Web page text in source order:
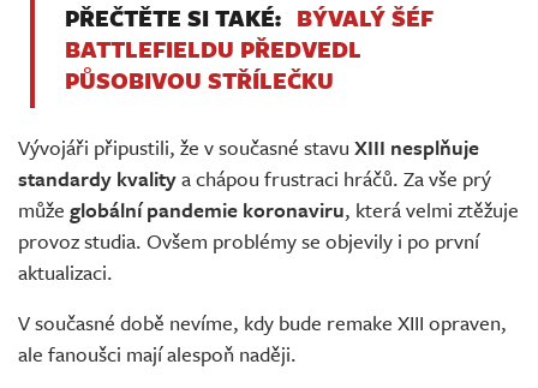
PŘEČTĚTE SI TAKÉ: BÝVALÝ ŠÉF
BATTLEFIELDU PŘEDVEDL
PŮSOBIVOU STŘÍLEČKU
Vývojáři připustili, že v současné stavu XIII nesplňuje
standardy kvalitya chápou frustraci hráčů. Za vše prý
může globální pandemie koronaviru, která velmi ztěžuje
provoz studia. Ovšem problémy se objevily i po první
aktualizaci.
V současné době nevíme, kdy bude remake XIII opraven,
ale fanoušci mají alespoň naději.